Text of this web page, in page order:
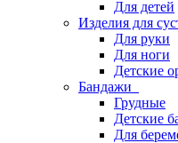
Для детей
Изделия для
Для руки
Для ноги
Детские
Бандажи
Грудные
Детские
Для